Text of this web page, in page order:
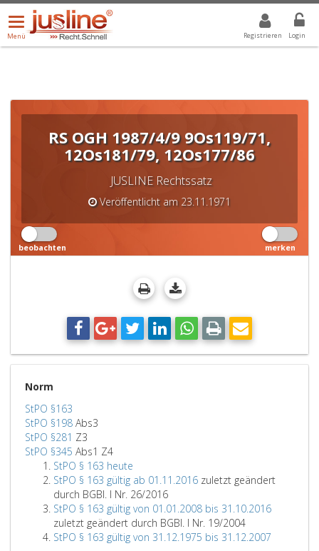
Registrieren Login
Menü
öffnen/schließen
Menü
ALLE DROPDOWN: GEWÄHLTER WERT IST ALLE
RS OGH 1987/4/9 9Os119/71,
12Os181/79, 12Os177/86
JUSLINE Rechtssatz
Veröffentlicht am 23.11.1971
beobachten merken
Norm
StPO §163
StPO §198 Abs3
StPO §281 Z3
StPO §345 Abs1 Z4
StPO § 163 heute
StPO § 163 gültig ab 01.11.2016 zuletzt geändert
durch BGBl. I Nr. 26/2016
StPO § 163 gültig von 01.01.2008 bis 31.10.2016
zuletzt geändert durch BGBl. I Nr. 19/2004
StPO § 163 gültig von 31.12.1975 bis 31.12.2007